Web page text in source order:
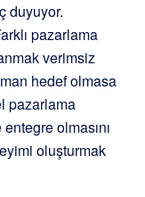
duyuyor.
pazarlama
verimsiz
hedef olmasa
pazarlama
olmasını
oluşturmak